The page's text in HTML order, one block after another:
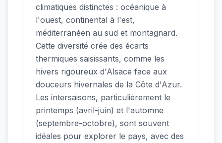
climatiques distinctes : océanique à
l'ouest, continental à l'est,
méditerranéen au sud et montagnard.
Cette diversité crée des écarts
thermiques saisissants, comme les
hivers rigoureux d'Alsace face aux
douceurs hivernales de la Côte d'Azur.
Les intersaisons, particulièrement le
printemps (avril-juin) et l'automne
(septembre-octobre), sont souvent
idéales pour explorer le pays, avec des